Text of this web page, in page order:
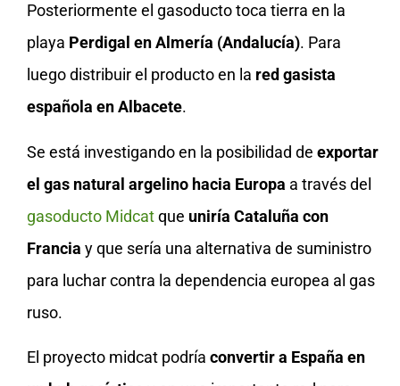
Posteriormente el gasoducto toca tierra en la
playa Perdigal en Almería (Andalucía). Para
luego distribuir el producto en la red gasista
española en Albacete.
Se está investigando en la posibilidad de exportar
el gas natural argelino hacia Europa a través del
gasoducto Midcatque uniría Cataluña con
Francia y que sería una alternativa de suministro
para luchar contra la dependencia europea al gas
ruso.
El proyecto midcat podría convertir a España en